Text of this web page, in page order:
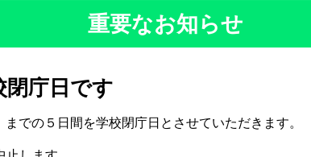
重要なお知らせ
閉庁日です
での５日間を学校閉庁日とさせていただきます。